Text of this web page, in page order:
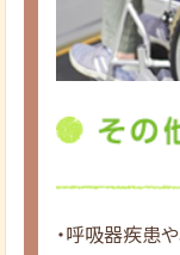
・呼吸器疾患